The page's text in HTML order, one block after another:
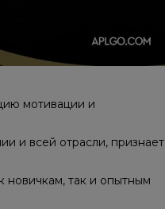
мотивации и
и всей отрасли, признает
новичкам, так и опытным